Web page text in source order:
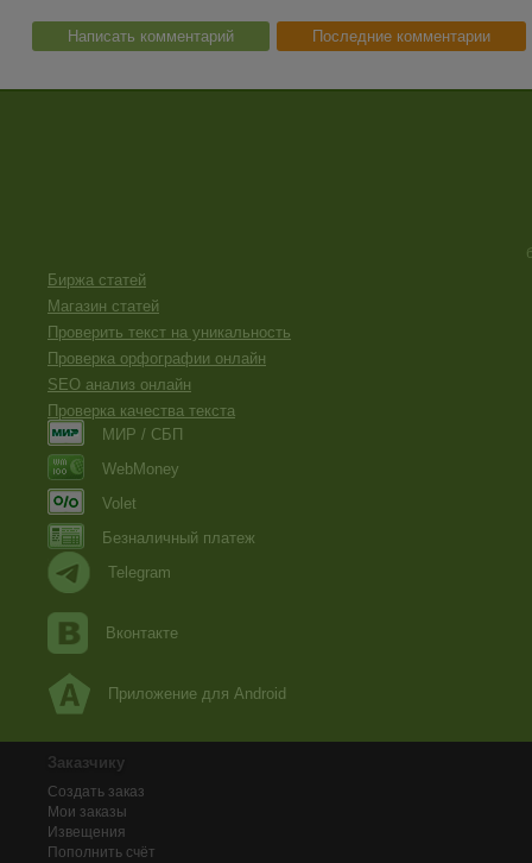
Написать комментарий Последние комментарии
Биржа статей
Магазин статей
Проверить текст на уникальность
Проверка орфографии онлайн
SEO анализ онлайн
Проверка качества текста
МИР / СБП
WebMoney
Volet
Безналичный платеж
Telegram
Вконтакте
Приложение для Android
Заказчику
Создать заказ
Мои заказы
Извещения
Пополнить счёт